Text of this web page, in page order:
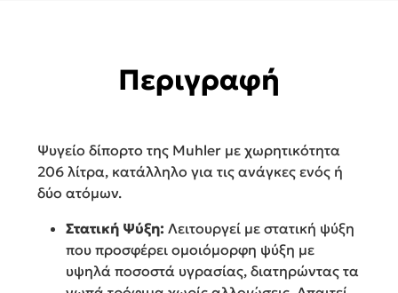
Περιγραφή
Ψυγείο δίπορτο της Muhler με χωρητικότητα
206 λίτρα, κατάλληλο για τις ανάγκες ενός ή
δύο ατόμων.
Στατική Ψύξη: Λειτουργεί με στατική ψύξη
που προσφέρει ομοιόμορφη ψύξη με
υψηλά ποσοστά υγρασίας, διατηρώντας τα